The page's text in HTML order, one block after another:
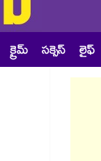
క్రైమ్ సక్సెస్ లైఫ్